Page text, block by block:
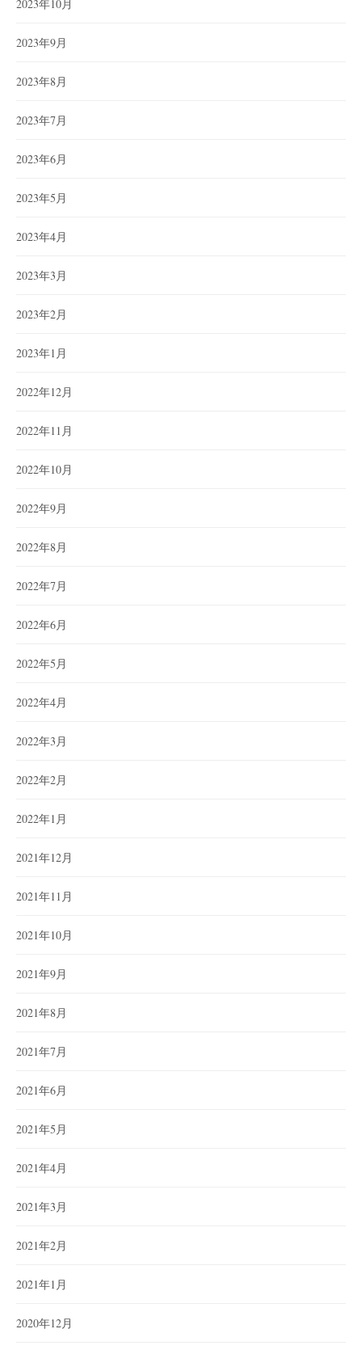
2023年10月
2023年9月
2023年8月
2023年7月
2023年6月
2023年5月
2023年4月
2023年3月
2023年2月
2023年1月
2022年12月
2022年11月
2022年10月
2022年9月
2022年8月
2022年7月
2022年6月
2022年5月
2022年4月
2022年3月
2022年2月
2022年1月
2021年12月
2021年11月
2021年10月
2021年9月
2021年8月
2021年7月
2021年6月
2021年5月
2021年4月
2021年3月
2021年2月
2021年1月
2020年12月